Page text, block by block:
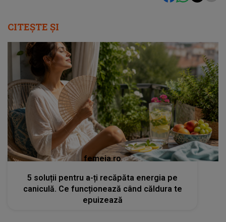
CITEȘTE ȘI
femeia.ro
5 soluții pentru a-ți recăpăta energia pe
caniculă. Ce funcționează când căldura te
epuizează